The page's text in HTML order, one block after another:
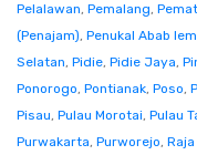
Pelalawan, Pemalang,
(Penajam), Penukal Abab
Selatan, Pidie, Pidie Jaya,
Ponorogo, Pontianak, Poso,
Pisau, Pulau Morotai, Pulau
Purwakarta, Purworejo,